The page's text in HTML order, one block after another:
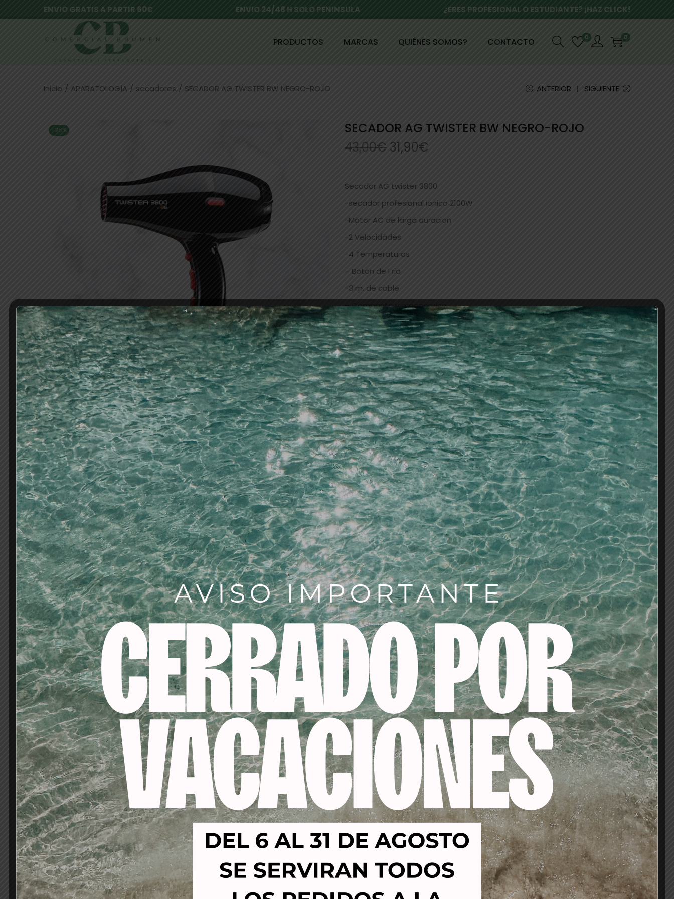
ENVIO GRATIS A PARTIR 60€ ENVIO 24/48 H SOLO PENINSULA ¿ERES PROFESIONAL O ESTUDIANTE? ¡HAZ CLICK!
PRODUCTOS MARCAS QUIÉNES SOMOS? CONTACTO 0 0
Inicio / APARATOLOGÍA / secadores / SECADOR AG TWISTER BW NEGRO-ROJO ANTERIOR SIGUIENTE
-26%
SECADOR AG TWISTER BW NEGRO-ROJO
43,00€ 31,90€
Secador AG twister 3800
-secador profesional ionico 2100W
-Motor AC de larga duracion
-2 Velocidades
-4 Temperaturas
– Boton de Frio
-3 m. de cable
– Compacto y ergonomico
-2 Boquillas
– Incluye difusor de regalo
AÑADIR AL CARRITO
Añadir a la lista de deseos
Categorías:APARATOLOGÍA,secadores
Descripción
Potencia 2.000W|Máx.temperatura 180 °C|Volumen de aire 69,5m3/h|Peso 615grs
Secador de mano profesional|Potente generador de iones negativos.Emite
2.000.000iones/seg./cm³|LED indicador de funcionamiento del generador de aniones|Sistema Cool
Touch-cámara de aislamiento térmico
Carcasa anti-golpes Dupont Nylon|Ergonómico y perfecto balanceado|2
velocidades/3temperaturas
Botón de aire frío|Motor de larga vida
Cable siliconado de última generación|2 boquillas para distintos modos de trabajar
Productos relacionados
-28% -25% -28% -32% -32%